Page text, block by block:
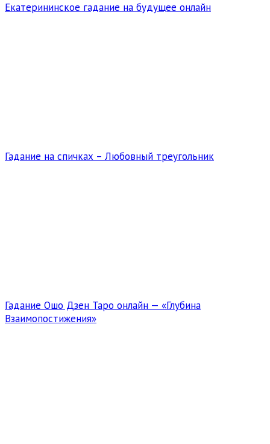
Екатерининское гадание на будущее онлайн
Гадание на спичках – Любовный треугольник
Гадание Ошо Дзен Таро онлайн — «Глубина
Взаимопостижения»